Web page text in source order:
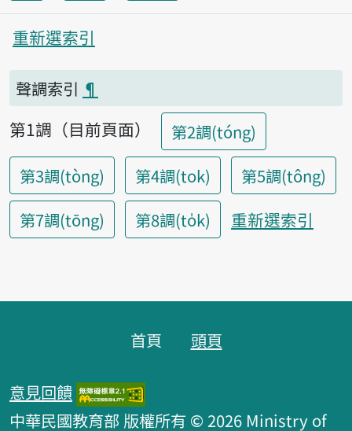
重新選索引
聲調索引 ¶
第1調（目前頁面）
第2調(tóng)
第3調(tòng)
第4調(tok)
第5調(tông)
第7調(tōng)
第8調(to̍k) 重新選索引
首頁 頭頁
意見回饋
中華民國教育部 版權所有 © 2026 Ministry of